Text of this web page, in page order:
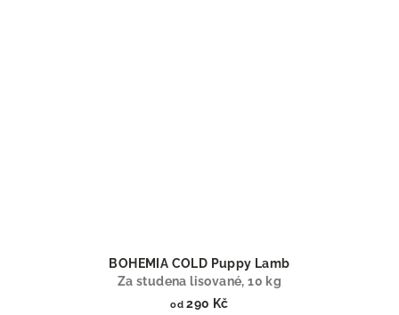
BOHEMIA COLD Puppy Lamb
Za studena lisované, 10 kg
od 290 Kč